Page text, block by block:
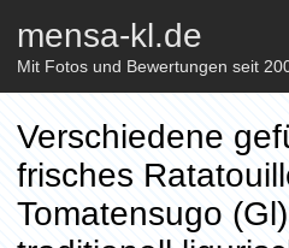
mensa-kl.de
Mit Fotos und Bewertungen seit
Verschiedene
frisches
Tomatensugo